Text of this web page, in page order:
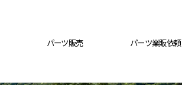
パーツ販売 パーツ業販依頼